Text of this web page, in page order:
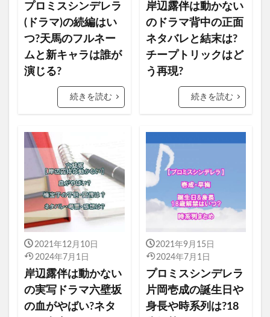
プロミスシンデレラ
(ドラマ)の続編はい
つ?天馬のフルネー
ムと新キャラは誰が
演じる?
続きを読む
岸辺露伴は動かない
のドラマ背中の正面
ネタバレと結末は?
チープトリックはど
う再現?
続きを読む
2021年12月10日
2024年7月1日
岸辺露伴は動かない
の実写ドラマ六壁坂
の血がやばい?ネタ
2021年9月15日
2024年7月1日
プロミスシンデレラ
片岡壱成の誕生日や
身長や時系列は?18